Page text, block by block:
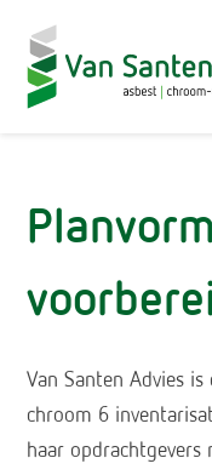
Van Santen Advies
chroom 6
haar